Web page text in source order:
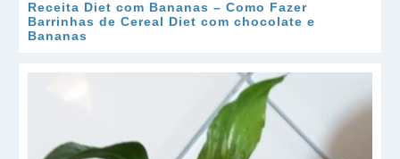
Receita Diet com Bananas – Como Fazer
Barrinhas de Cereal Diet com chocolate e
Bananas